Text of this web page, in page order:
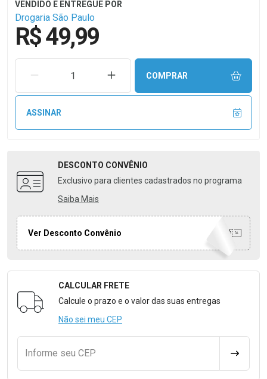
Drogaria São Paulo
R$ 49,99
REMOVER UMA UNIDADEAUMENTAR UMA UNIDADE
COMPRAR
ASSINAR
DESCONTO CONVÊNIO
Exclusivo para clientes cadastrados no programa
Saiba Mais
Ver Desconto Convênio
Formulário para Calcular o Frete
CALCULAR FRETE
Calcule o prazo e o valor das suas entregas
Não sei meu CEP
Informe seu CEP